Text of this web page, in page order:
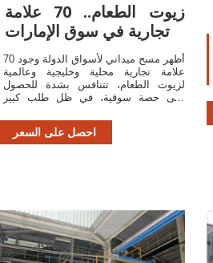
زيوت الطعام.. 70 علامة
تجارية في سوق الإمارات
أظهر مسح ميداني لأسواق الدولة وجود 70
علامة تجارية محلية وخليجية وعالمية
لزيوت الطعام، تتنافس بشدة للحصول
على حصة سوقية، في ظل طلب كبير
البيع الرئيسة في الدولة، أن هناك علامات
تجارية
احصل على السعر